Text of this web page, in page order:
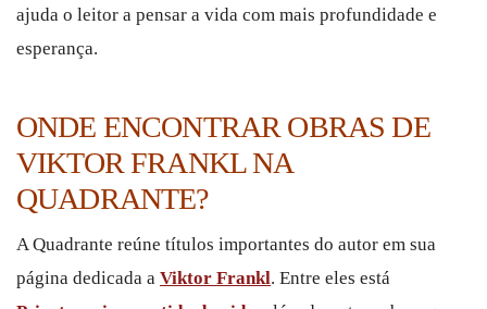
ajuda o leitor a pensar a vida com mais profundidade e
esperança.
ONDE ENCONTRAR OBRAS DE
VIKTOR FRANKL NA
QUADRANTE?
A Quadrante reúne títulos importantes do autor em sua
página dedicada a Viktor Frankl. Entre eles está